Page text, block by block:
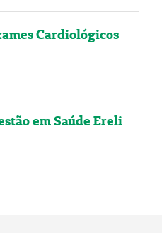
Cardiológicos
em Saúde Ereli